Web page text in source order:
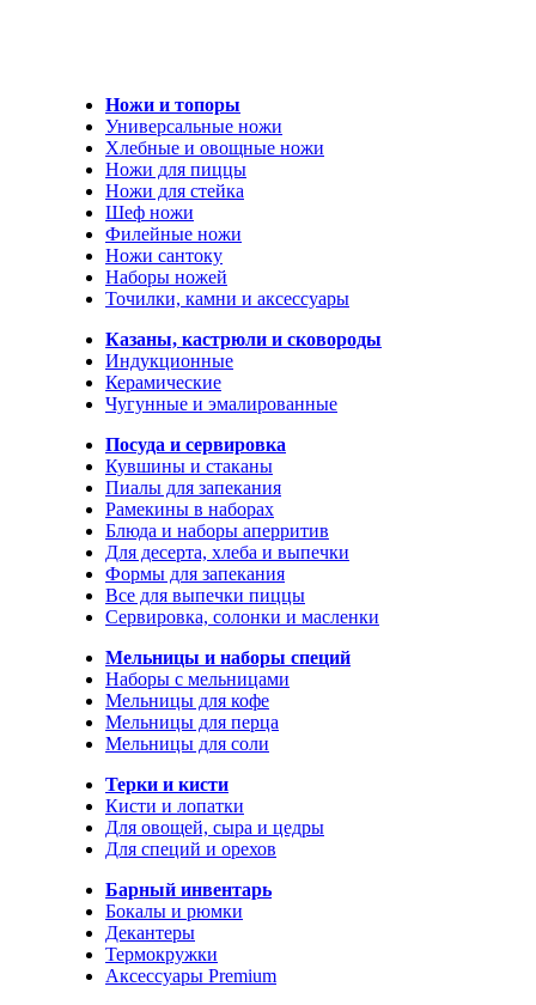
Ножи и топоры
Универсальные ножи
Хлебные и овощные ножи
Ножи для пиццы
Ножи для стейка
Шеф ножи
Филейные ножи
Ножи сантоку
Наборы ножей
Точилки, камни и аксессуары
Казаны, кастрюли и сковороды
Индукционные
Керамические
Чугунные и эмалированные
Посуда и сервировка
Кувшины и стаканы
Пиалы для запекания
Рамекины в наборах
Блюда и наборы аперритив
Для десерта, хлеба и выпечки
Формы для запекания
Все для выпечки пиццы
Сервировка, солонки и масленки
Мельницы и наборы специй
Наборы с мельницами
Мельницы для кофе
Мельницы для перца
Мельницы для соли
Терки и кисти
Кисти и лопатки
Для овощей, сыра и цедры
Для специй и орехов
Барный инвентарь
Бокалы и рюмки
Декантеры
Термокружки
Аксессуары Premium